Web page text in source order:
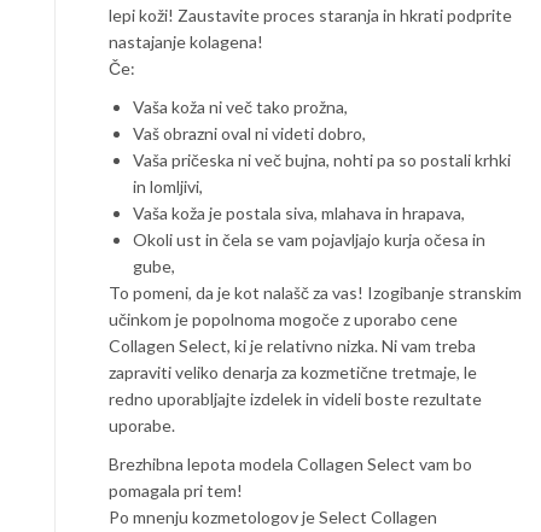
lepi koži! Zaustavite proces staranja in hkrati podprite
nastajanje kolagena!
Če:
Vaša koža ni več tako prožna,
Vaš obrazni oval ni videti dobro,
Vaša pričeska ni več bujna, nohti pa so postali krhki
in lomljivi,
Vaša koža je postala siva, mlahava in hrapava,
Okoli ust in čela se vam pojavljajo kurja očesa in
gube,
To pomeni, da je kot nalašč za vas! Izogibanje stranskim
učinkom je popolnoma mogoče z uporabo cene
Collagen Select, ki je relativno nizka. Ni vam treba
zapraviti veliko denarja za kozmetične tretmaje, le
redno uporabljajte izdelek in videli boste rezultate
uporabe.
Brezhibna lepota modela Collagen Select vam bo
pomagala pri tem!
Po mnenju kozmetologov je Select Collagen